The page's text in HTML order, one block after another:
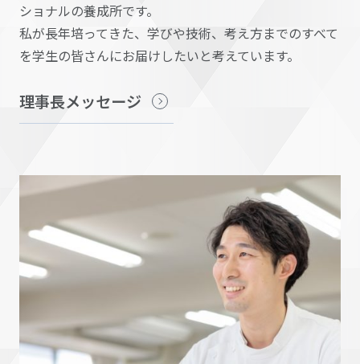
ショナルの養成所です。
私が長年培ってきた、学びや技術、考え方までのすべて
を学生の皆さんにお届けしたいと考えています。
理事長メッセージ